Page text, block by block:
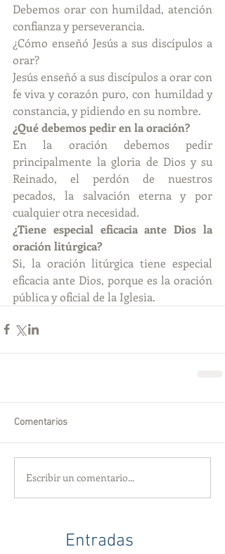
Debemos orar con humildad, atención
confianza y perseverancia.
¿Cómo enseñó Jesús a sus discípulos a
orar?
Jesús enseñó a sus discípulos a orar con
fe viva y corazón puro, con humildad y
constancia, y pidiendo en su nombre.
¿Qué debemos pedir en la oración?
En la oración debemos pedir
principalmente la gloria de Dios y su
Reinado, el perdón de nuestros
pecados, la salvación eterna y por
cualquier otra necesidad.
¿Tiene especial eficacia ante Dios la
oración litúrgica?
Si, la oración litúrgica tiene especial
eficacia ante Dios, porque es la oración
pública y oficial de la Iglesia.
Comentarios
Escribir un comentario...
Entradas